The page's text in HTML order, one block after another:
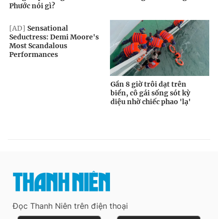
Đọc Thanh Niên trên điện thoại